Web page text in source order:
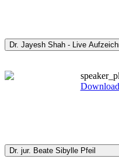
Dr. Jayesh Shah - Live
Download
Dr. jur. Beate Sibylle Pfeil